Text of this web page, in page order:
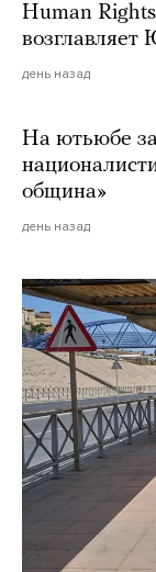
Human
день назад
На ютьюбе
община»
день назад